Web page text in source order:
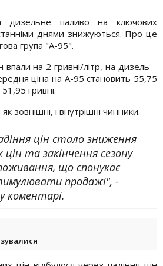
паливо на ключових
днями знижуються. Про це
група "А-95".
на 2 гривні/літр, на дизель –
ціна на А-95 становить 55,75
гривні.
зовнішні, і внутрішні чинники.
цін стало зниження
цін та закінчення сезону
що спонукає
продажі", -
коментарі.